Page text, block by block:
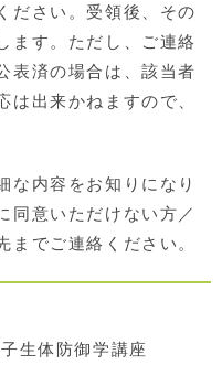
ださい。受領後、その
ます。ただし、ご連絡
表済の場合は、該当者
は出来かねますので、
内容をお知りになり
同意いただけない方／
までご連絡ください。
生体防御学講座